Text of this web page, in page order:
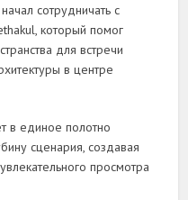
сотрудничать с
который помог
для встречи
в центре
в единое полотно
сценария, создавая
просмотра